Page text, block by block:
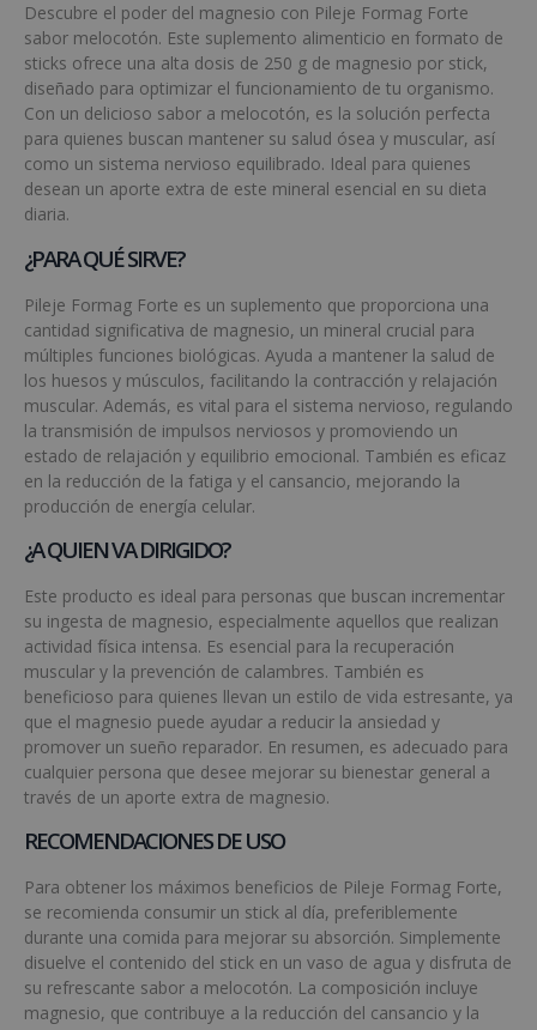
Descubre el poder del magnesio con Pileje Formag Forte
sabor melocotón. Este suplemento alimenticio en formato de
sticks ofrece una alta dosis de 250 g de magnesio por stick,
diseñado para optimizar el funcionamiento de tu organismo.
Con un delicioso sabor a melocotón, es la solución perfecta
para quienes buscan mantener su salud ósea y muscular, así
como un sistema nervioso equilibrado. Ideal para quienes
desean un aporte extra de este mineral esencial en su dieta
diaria.
¿PARA QUÉ SIRVE?
Pileje Formag Forte es un suplemento que proporciona una
cantidad significativa de magnesio, un mineral crucial para
múltiples funciones biológicas. Ayuda a mantener la salud de
los huesos y músculos, facilitando la contracción y relajación
muscular. Además, es vital para el sistema nervioso, regulando
la transmisión de impulsos nerviosos y promoviendo un
estado de relajación y equilibrio emocional. También es eficaz
en la reducción de la fatiga y el cansancio, mejorando la
producción de energía celular.
¿A QUIEN VA DIRIGIDO?
Este producto es ideal para personas que buscan incrementar
su ingesta de magnesio, especialmente aquellos que realizan
actividad física intensa. Es esencial para la recuperación
muscular y la prevención de calambres. También es
beneficioso para quienes llevan un estilo de vida estresante, ya
que el magnesio puede ayudar a reducir la ansiedad y
promover un sueño reparador. En resumen, es adecuado para
cualquier persona que desee mejorar su bienestar general a
través de un aporte extra de magnesio.
RECOMENDACIONES DE USO
Para obtener los máximos beneficios de Pileje Formag Forte,
se recomienda consumir un stick al día, preferiblemente
durante una comida para mejorar su absorción. Simplemente
disuelve el contenido del stick en un vaso de agua y disfruta de
su refrescante sabor a melocotón. La composición incluye
magnesio, que contribuye a la reducción del cansancio y la